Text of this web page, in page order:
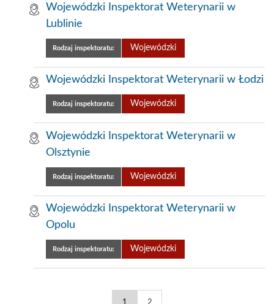
Wojewódzki Inspektorat Weterynarii w
Lublinie
Rodzaj inspektoratu: Wojewódzki
Wojewódzki Inspektorat Weterynarii w Łodzi
Rodzaj inspektoratu: Wojewódzki
Wojewódzki Inspektorat Weterynarii w
Olsztynie
Rodzaj inspektoratu: Wojewódzki
Wojewódzki Inspektorat Weterynarii w
Opolu
Rodzaj inspektoratu: Wojewódzki
WojewódzkieWojewódzkie